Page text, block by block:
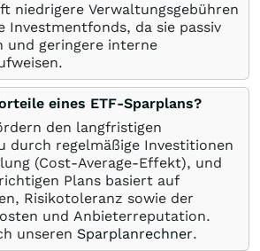
niedrigere Verwaltungsgebühren
Investmentfonds, da sie passiv
und geringere interne
eines ETF-Sparplans?
den langfristigen
durch regelmäßige Investitionen
(Cost-Average-Effekt), und
Plans basiert auf
Risikotoleranz sowie der
und Anbieterreputation.
unseren Sparplanrechner.